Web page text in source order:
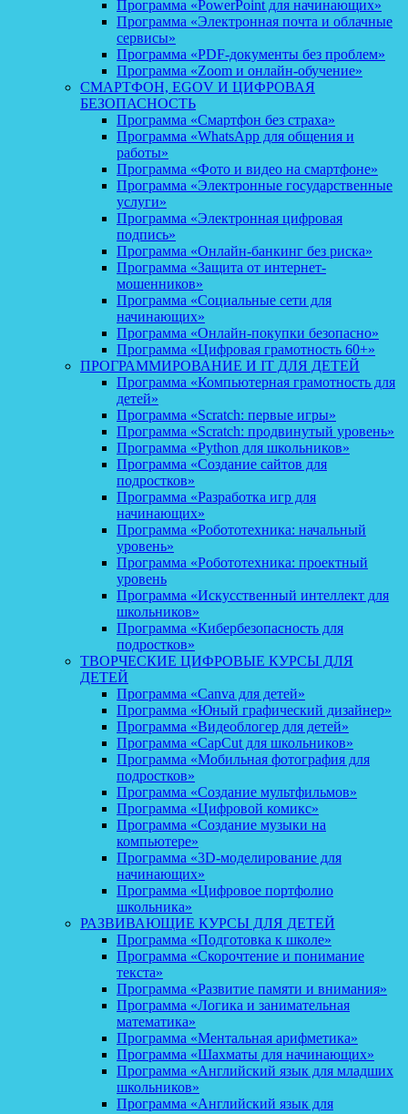
Программа «PowerPoint для начинающих»
Программа «Электронная почта и облачные
сервисы»
Программа «PDF-документы без проблем»
Программа «Zoom и онлайн-обучение»
СМАРТФОН, EGOV И ЦИФРОВАЯ
БЕЗОПАСНОСТЬ
Программа «Смартфон без страха»
Программа «WhatsApp для общения и
работы»
Программа «Фото и видео на смартфоне»
Программа «Электронные государственные
услуги»
Программа «Электронная цифровая
подпись»
Программа «Онлайн-банкинг без риска»
Программа «Защита от интернет-
мошенников»
Программа «Социальные сети для
начинающих»
Программа «Онлайн-покупки безопасно»
Программа «Цифровая грамотность 60+»
ПРОГРАММИРОВАНИЕ И IT ДЛЯ ДЕТЕЙ
Программа «Компьютерная грамотность для
детей»
Программа «Scratch: первые игры»
Программа «Scratch: продвинутый уровень»
Программа «Python для школьников»
Программа «Создание сайтов для
подростков»
Программа «Разработка игр для
начинающих»
Программа «Робототехника: начальный
уровень»
Программа «Робототехника: проектный
уровень
Программа «Искусственный интеллект для
школьников»
Программа «Кибербезопасность для
подростков»
ТВОРЧЕСКИЕ ЦИФРОВЫЕ КУРСЫ ДЛЯ
ДЕТЕЙ
Программа «Canva для детей»
Программа «Юный графический дизайнер»
Программа «Видеоблогер для детей»
Программа «CapCut для школьников»
Программа «Мобильная фотография для
подростков»
Программа «Создание мультфильмов»
Программа «Цифровой комикс»
Программа «Создание музыки на
компьютере»
Программа «3D-моделирование для
начинающих»
Программа «Цифровое портфолио
школьника»
РАЗВИВАЮЩИЕ КУРСЫ ДЛЯ ДЕТЕЙ
Программа «Подготовка к школе»
Программа «Скорочтение и понимание
текста»
Программа «Развитие памяти и внимания»
Программа «Логика и занимательная
математика»
Программа «Ментальная арифметика»
Программа «Шахматы для начинающих»
Программа «Английский язык для младших
школьников»
Программа «Английский язык для